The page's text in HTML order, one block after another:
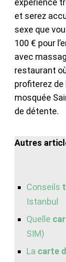
et serez
sexe que
100 € pour
avec
restaurant
profiterez de
mosquée
de détente.
Autres
Conseils
Istanbul
Quelle
SIM)
La carte